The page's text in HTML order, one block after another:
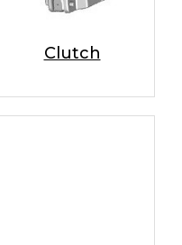
Clutch